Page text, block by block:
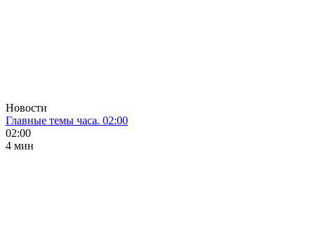
Новости
Главные темы часа. 02:00
02:00
4 мин